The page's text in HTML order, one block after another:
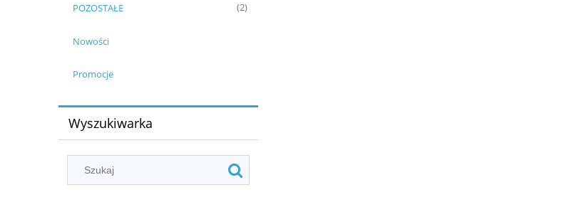
POZOSTAŁE (2)
Nowości
Promocje
Wyszukiwarka